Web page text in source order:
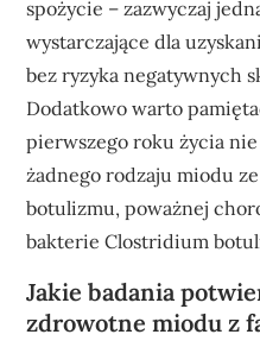
spożycie – zazwyczaj
wystarczające dla
bez ryzyka negatywnych
Dodatkowo warto
pierwszego roku życia
żadnego rodzaju miodu
botulizmu, poważnej
bakterie Clostridium
Jakie badania
zdrowotne miodu z